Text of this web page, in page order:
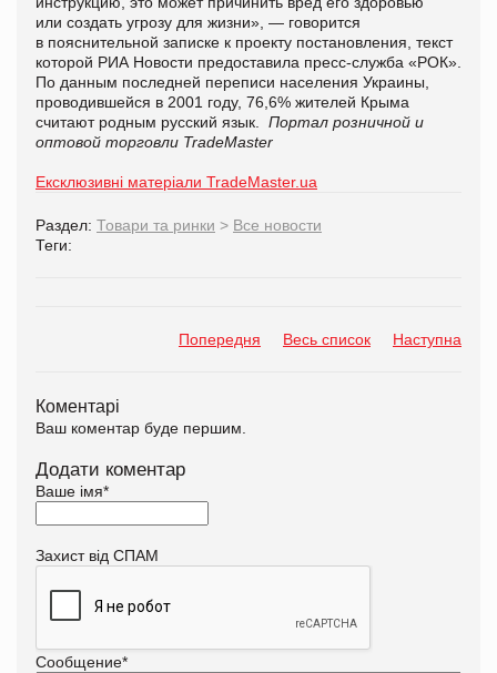
или создать угрозу для жизни», — говорится
в пояснительной записке к проекту постановления, текст
которой РИА Новости предоставила пресс-служба «РОК».
По данным последней переписи населения Украины,
проводившейся в 2001 году, 76,6% жителей Крыма
считают родным русский язык. Портал розничной и
оптовой торговли TradeMaster
Ексклюзивні матеріали TradeMaster.ua
Раздел: Товари та ринки > Все новости
Теги:
Попередня Весь список Наступна
Коментарі
Ваш коментар буде першим.
Додати коментар
Ваше імя*
Захист від СПАМ
Сообщение*